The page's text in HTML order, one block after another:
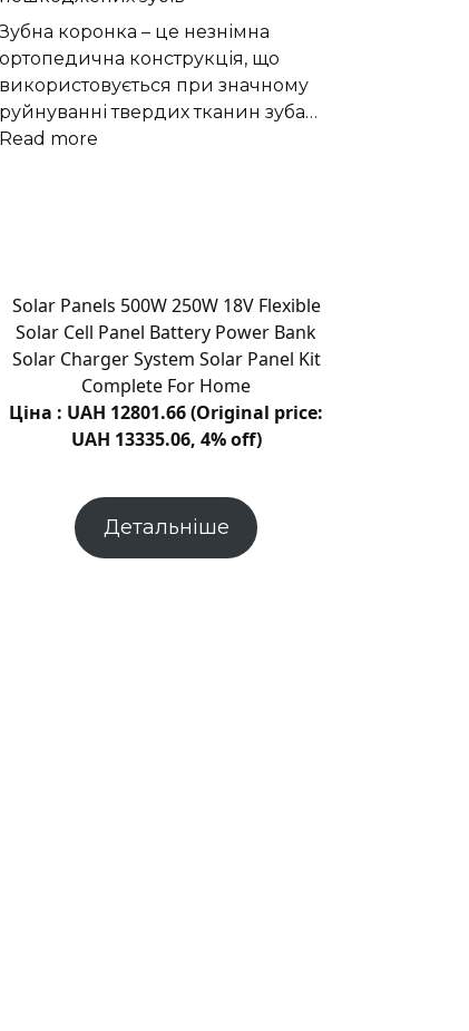
Зубна коронка – це незнімна
ортопедична конструкція, що
використовується при значному
руйнуванні твердих тканин зуба…
Read more
бездоганне
рішення
для
відновлення
пошкоджених
зубів
Solar Panels 500W 250W 18V Flexible
Solar Cell Panel Battery Power Bank
Solar Charger System Solar Panel Kit
Complete For Home
Ціна : UAH 12801.66 (Original price:
UAH 13335.06, 4% off)
Детальніше